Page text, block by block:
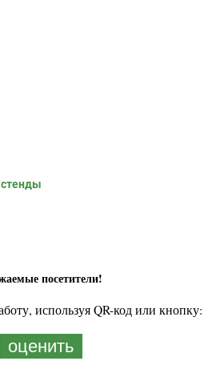
посетители!
используя QR-код или кнопку:
оценить